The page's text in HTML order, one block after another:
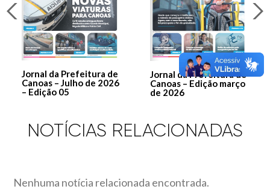
Jornal da Prefeitura de
Canoas – Julho de 2026
– Edição 05
Jornal da Prefeitura de
Canoas – Edição março
de 2026
NOTÍCIAS RELACIONADAS
Nenhuma notícia relacionada encontrada.